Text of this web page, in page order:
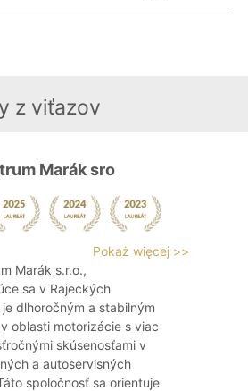
z viťazov
Marák sro
Pokaż więcej >>
Marák s.r.o.,
sa v Rajeckých
dlhoročným a stabilným
oblasti motorizácie s viac
skúsenosťami v
a autoservisných
spoločnosť sa orientuje